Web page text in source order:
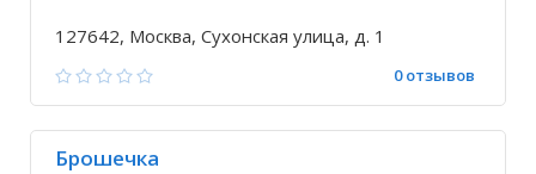
127642, Москва, Сухонская улица, д. 1
0 отзывов
Брошечка